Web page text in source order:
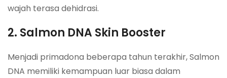
wajah terasa dehidrasi.
2. Salmon DNA Skin Booster
Menjadi primadona beberapa tahun terakhir, Salmon
DNA memiliki kemampuan luar biasa dalam